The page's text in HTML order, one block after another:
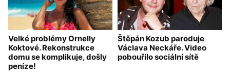
Velké problémy Ornelly
Koktové. Rekonstrukce
domu se komplikuje, došly
peníze!
Štěpán Kozub paroduje
Václava Neckáře. Video
pobouřilo sociální sítě